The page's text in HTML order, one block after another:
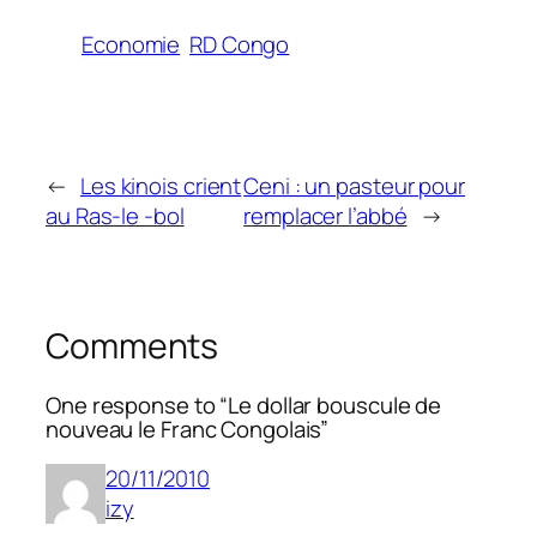
Economie RD Congo
← Les kinois crient
au Ras-le -bol
Ceni : un pasteur pour
remplacer l’abbé →
Comments
One response to “Le dollar bouscule de
nouveau le Franc Congolais”
20/11/2010
izy